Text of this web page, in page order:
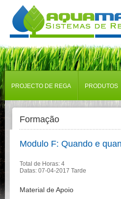
PROJECTO DE REGA PRODUTOS
Formação
Modulo F: Quando e
Total de Horas: 4
Datas: 07-04-2017 Tarde
Material de Apoio